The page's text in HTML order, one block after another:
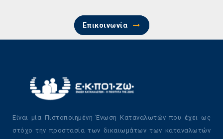
Επικοινωνία
Είναι μία Πιστοποιημένη Ένωση Καταναλωτών που έχει ως
στόχο την προστασία των δικαιωμάτων των καταναλωτών